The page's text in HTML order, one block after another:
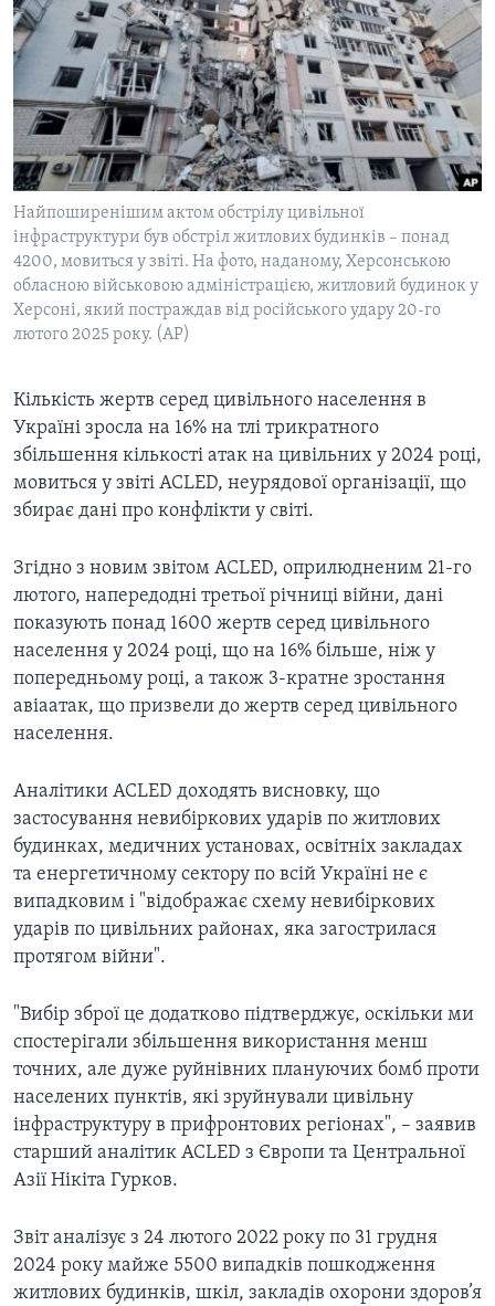
СУСПІЛЬСТВО
ЕКОНОМІКА
ІСТОРІЇ УСПІХУ УКРАЇНЦІВ
ТЕЛЕПРОГРАМИ
ЧАС-TIME
БРИФІНГ ГОЛОСУ АМЕРИКИ
СТУДІЯ ВАШИНГТОН
ВІКНО В АМЕРИКУ
ПРАЙМ-ТАЙМ
ПОГЛЯД З ВАШИНГТОНА
ENGLISH
Learning English
Мови
Найпоширенішим актом обстрілу цивільної
інфраструктури був обстріл житлових будинків – понад
4200, мовиться у звіті. На фото, наданому, Херсонською
обласною військовою адміністрацією, житловий будинок у
Херсоні, який постраждав від російського удару 20-го
лютого 2025 року. (AP)
Кількість жертв серед цивільного населення в
Україні зросла на 16% на тлі трикратного
збільшення кількості атак на цивільних у 2024 році,
мовиться у звіті ACLED, неурядової організації, що
збирає дані про конфлікти у світі.
Згідно з новим звітом ACLED, оприлюдненим 21-го
лютого, напередодні третьої річниці війни, дані
показують понад 1600 жертв серед цивільного
населення у 2024 році, що на 16% більше, ніж у
попередньому році, а також 3-кратне зростання
авіаатак, що призвели до жертв серед цивільного
населення.
Аналітики ACLED доходять висновку, що
застосування невибіркових ударів по житлових
будинках, медичних установах, освітніх закладах
та енергетичному сектору по всій Україні не є
випадковим і "відображає схему невибіркових
ударів по цивільних районах, яка загострилася
протягом війни".
"Вибір зброї це додатково підтверджує, оскільки ми
спостерігали збільшення використання менш
точних, але дуже руйнівних плануючих бомб проти
населених пунктів, які зруйнували цивільну
інфраструктуру в прифронтових регіонах", – заявив
старший аналітик ACLED з Європи та Центральної
Азії Нікіта Гурков.
Звіт аналізує з 24 лютого 2022 року по 31 грудня
2024 року майже 5500 випадків пошкодження
житлових будинків, шкіл, закладів охорони здоров’я